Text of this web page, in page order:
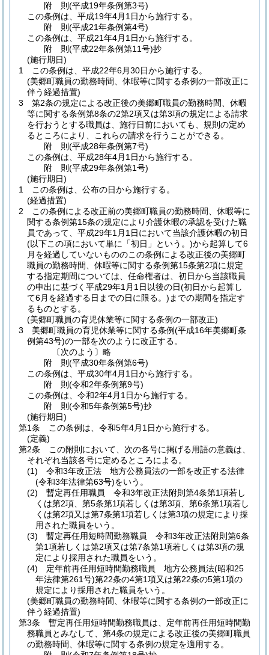
附 則(平成19年条例第3号)
この条例は、平成19年4月1日から施行する。
附 則(平成21年条例第4号)
この条例は、平成21年4月1日から施行する。
附 則(平成22年条例第11号)抄
(施行期日)
1
この条例は、平成22年6月30日から施行する。
(美郷町職員の勤務時間、休暇等に関する条例の一部改正に
伴う経過措置)
3
第2条の規定による改正後の美郷町職員の勤務時間、休暇
等に関する条例第8条の2第2項又は第3項の規定による請求
を行おうとする職員は、施行日前においても、規則の定め
るところにより、これらの請求を行うことができる。
附 則(平成28年条例第7号)
この条例は、平成28年4月1日から施行する。
附 則(平成29年条例第1号)
(施行期日)
1
この条例は、公布の日から施行する。
(経過措置)
2
この条例による改正前の美郷町職員の勤務時間、休暇等に
関する条例第15条の規定により介護休暇の承認を受けた職
員であって、平成29年1月1日において当該介護休暇の初日
(以下この項において単に「初日」という。)から起算して6
月を経過していないもののこの条例による改正後の美郷町
職員の勤務時間、休暇等に関する条例第15条第2項に規定
する指定期間については、任命権者は、初日から当該職員
の申出に基づく平成29年1月1日以後の日(初日から起算し
て6月を経過する日までの日に限る。) までの期間を指定す
るものとする。
(美郷町職員の育児休業等に関する条例の一部改正)
3
美郷町職員の育児休業等に関する条例(平成16年美郷町条
例第43号)の一部を次のように改正する。
〔次のよう〕略
附 則(平成30年条例第6号)
この条例は、平成30年4月1日から施行する。
附 則(令和2年条例第9号)
この条例は、令和2年4月1日から施行する。
附 則(令和5年条例第5号)抄
(施行期日)
第1条
この条例は、令和5年4月1日から施行する。
(定義)
第2条
この附則において、次の各号に掲げる用語の意義は、
それぞれ当該各号に定めるところによる。
(1)
令和3年改正法 地方公務員法の一部を改正する法律
(令和3年法律第63号)をいう。
(2)
暫定再任用職員 令和3年改正法附則第4条第1項若し
くは第2項、第5条第1項若しくは第3項、第6条第1項若し
くは第2項又は第7条第1項若しくは第3項の規定により採
用された職員をいう。
(3)
暫定再任用短時間勤務職員 令和3年改正法附則第6条
第1項若しくは第2項又は第7条第1項若しくは第3項の規
定により採用された職員をいう。
(4)
定年前再任用短時間勤務職員 地方公務員法(昭和25
年法律第261号)第22条の4第1項又は第22条の5第1項の
規定により採用された職員をいう。
(美郷町職員の勤務時間、休暇等に関する条例の一部改正に
伴う経過措置)
第3条
暫定再任用短時間勤務職員は、定年前再任用短時間勤
務職員とみなして、第4条の規定による改正後の美郷町職員
の勤務時間、休暇等に関する条例の規定を適用する。